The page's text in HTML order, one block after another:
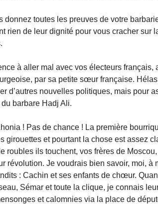
donnez toutes les preuves de votre
rien de leur dignité pour vous cracher sur
à aller mal avec vos électeurs français,
par sa petite sœur française.
d’autres nouvelles politiques, mais pour
barbare Hadj Ali.
! Pas de chance ! La première
girouettes et pourtant la chose est assez
roubles ils touchent, vos frères de
révolution. Je voudrais bien savoir, moi, à
: Cachin et ses enfants de chœur.
Sémar et toute la clique, je connais
et calomnies via la place de